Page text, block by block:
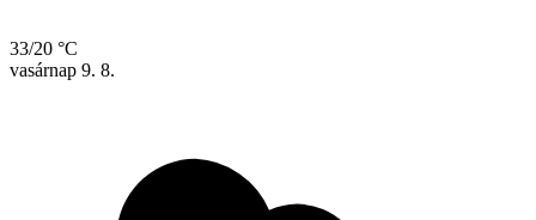
33/20 °C
vasárnap 9. 8.